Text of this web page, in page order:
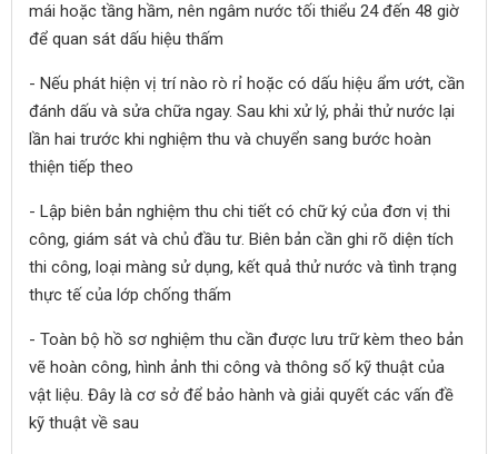
mái hoặc tầng hầm, nên ngâm nước tối thiểu 24 đến 48 giờ
để quan sát dấu hiệu thấm
- Nếu phát hiện vị trí nào rò rỉ hoặc có dấu hiệu ẩm ướt, cần
đánh dấu và sửa chữa ngay. Sau khi xử lý, phải thử nước lại
lần hai trước khi nghiệm thu và chuyển sang bước hoàn
thiện tiếp theo
- Lập biên bản nghiệm thu chi tiết có chữ ký của đơn vị thi
công, giám sát và chủ đầu tư. Biên bản cần ghi rõ diện tích
thi công, loại màng sử dụng, kết quả thử nước và tình trạng
thực tế của lớp chống thấm
- Toàn bộ hồ sơ nghiệm thu cần được lưu trữ kèm theo bản
vẽ hoàn công, hình ảnh thi công và thông số kỹ thuật của
vật liệu. Đây là cơ sở để bảo hành và giải quyết các vấn đề
kỹ thuật về sau